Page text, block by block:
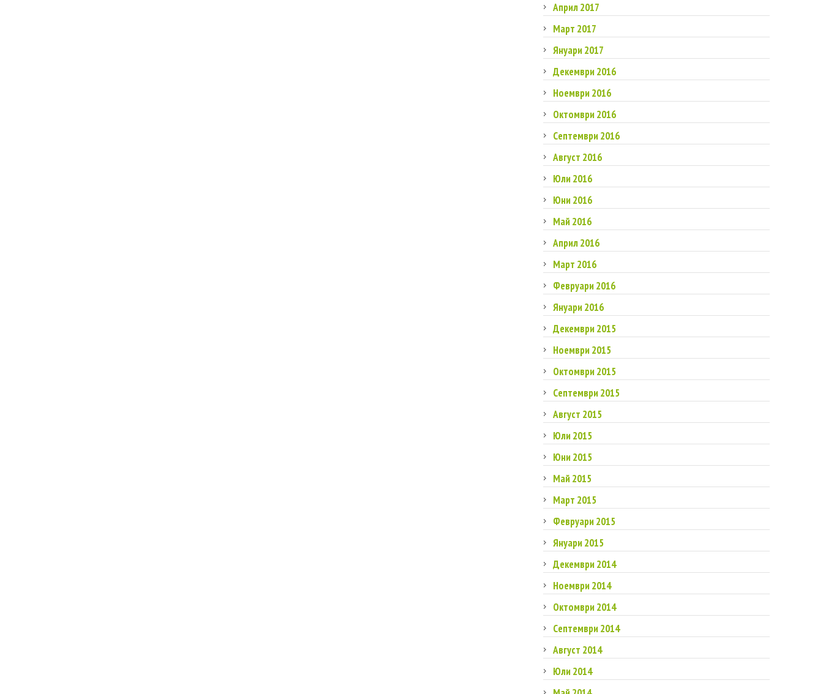
Април 2017
Март 2017
Януари 2017
Декември 2016
Ноември 2016
Октомври 2016
Септември 2016
Август 2016
Юли 2016
Юни 2016
Май 2016
Април 2016
Март 2016
Февруари 2016
Януари 2016
Декември 2015
Ноември 2015
Октомври 2015
Септември 2015
Август 2015
Юли 2015
Юни 2015
Май 2015
Март 2015
Февруари 2015
Януари 2015
Декември 2014
Ноември 2014
Октомври 2014
Септември 2014
Август 2014
Юли 2014